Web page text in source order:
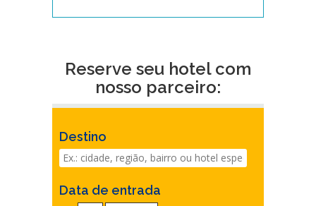
Reserve seu hotel com
nosso parceiro:
Destino
Data de entrada